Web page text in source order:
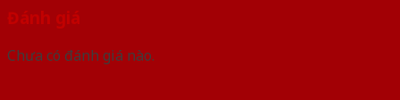
Đánh giá
Chưa có đánh giá nào.